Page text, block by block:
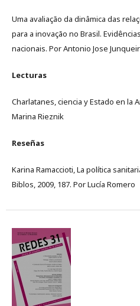
Uma avaliação da dinâmica das
para a inovação no Brasil.
nacionais. Por Antonio Jose
Lecturas
Charlatanes, ciencia y Estado en la
Marina Rieznik
Reseñas
Karina Ramaccioti, La política
Biblos, 2009, 187. Por Lucía Romero